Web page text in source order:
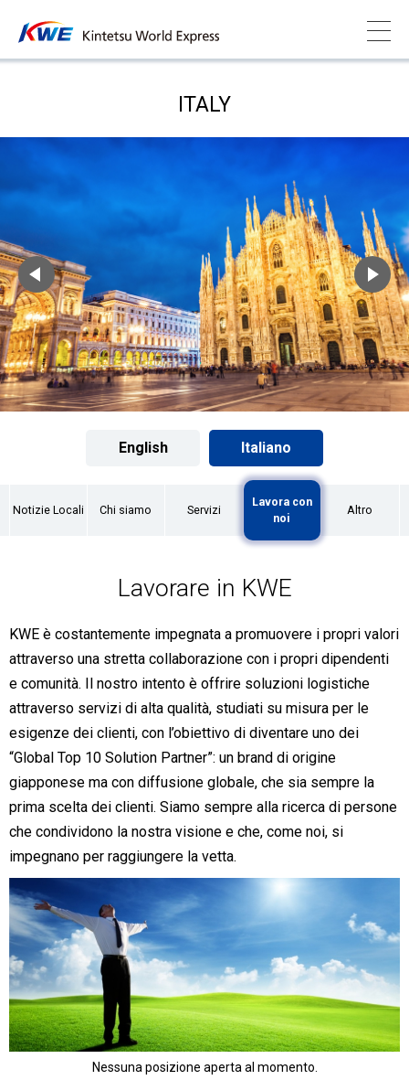
ITALY
English Italiano
Notizie Locali Chi siamo Servizi
Lavora con
noi
Altro
Lavorare in KWE
KWE è costantemente impegnata a promuovere i propri valori
attraverso una stretta collaborazione con i propri dipendenti
e comunità. Il nostro intento è offrire soluzioni logistiche
attraverso servizi di alta qualità, studiati su misura per le
esigenze dei clienti, con l’obiettivo di diventare uno dei
“Global Top 10 Solution Partner”: un brand di origine
giapponese ma con diffusione globale, che sia sempre la
prima scelta dei clienti. Siamo sempre alla ricerca di persone
che condividono la nostra visione e che, come noi, si
impegnano per raggiungere la vetta.
Nessuna posizione aperta al momento.